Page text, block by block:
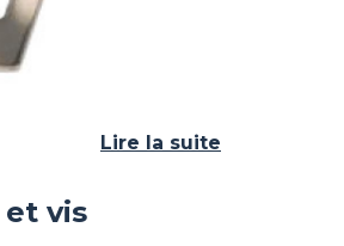
Lire la suite
vis